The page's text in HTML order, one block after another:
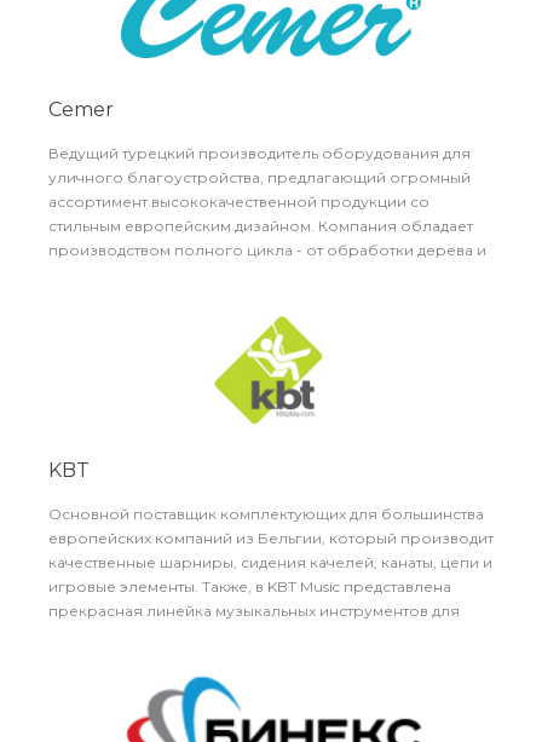
Cemer
Ведущий турецкий производитель оборудования для
уличного благоустройства, предлагающий огромный
ассортимент высококачественной продукции со
стильным европейским дизайном. Компания обладает
производством полного цикла - от обработки дерева и
ArtDiPlay является эксклюзивным представителем Cemer
KBT
Основной поставщик комплектующих для большинства
европейских компаний из Бельгии, который производит
качественные шарниры, сидения качелей, канаты, цепи и
игровые элементы. Также, в KBT Music представлена
прекрасная линейка музыкальных инструментов для